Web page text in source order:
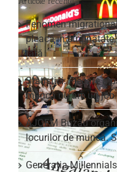
Fenomen
pleacă în
țară
Statistici: Fiecare a
muncă nu are un job
AJOFM Buzău
locurilor de muncă.
Generația